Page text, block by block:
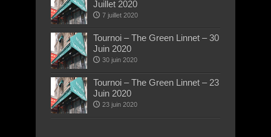
Juillet 2020
7 juillet 2020
Tournoi – The Green Linnet – 30
Juin 2020
30 juin 2020
Tournoi – The Green Linnet – 23
Juin 2020
23 juin 2020